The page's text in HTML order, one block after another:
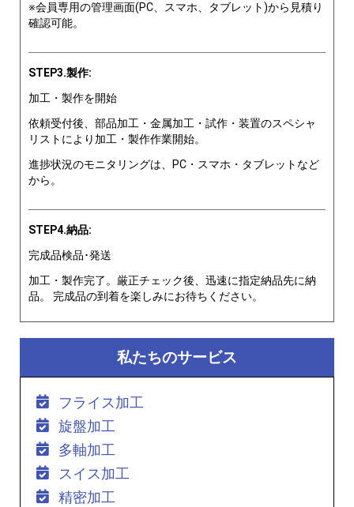
※会員専用の管理画面(PC、スマホ、タブレット)から見積り
確認可能。
STEP3.製作:
加工・製作を開始
依頼受付後、部品加工・金属加工・試作・装置のスペシャ
リストにより加工・製作作業開始。
進捗状況のモニタリングは、PC・スマホ・タブレットなど
から。
STEP4.納品:
完成品検品･発送
加工・製作完了。厳正チェック後、迅速に指定納品先に納
品。 完成品の到着を楽しみにお待ちください。
私たちのサービス
フライス加工
旋盤加工
多軸加工
スイス加工
精密加工